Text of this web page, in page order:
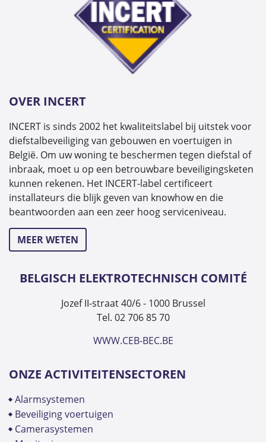
OVER INCERT
INCERT is sinds 2002 het kwaliteitslabel bij uitstek voor
diefstalbeveiliging van gebouwen en voertuigen in
België. Om uw woning te beschermen tegen diefstal of
inbraak, moet u op een betrouwbare beveiligingsketen
kunnen rekenen. Het INCERT-label certificeert
installateurs die blijk geven van knowhow en die
beantwoorden aan een zeer hoog serviceniveau.
MEER WETEN
BELGISCH ELEKTROTECHNISCH COMITÉ
Jozef II-straat 40/6 - 1000 Brussel
Tel. 02 706 85 70
WWW.CEB-BEC.BE
ONZE ACTIVITEITENSECTOREN
alarmsystemen
beveiliging voertuigen
camerasystemen